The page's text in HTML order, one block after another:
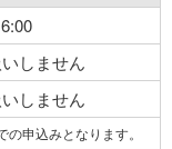
しません
しません
申込みとなります。